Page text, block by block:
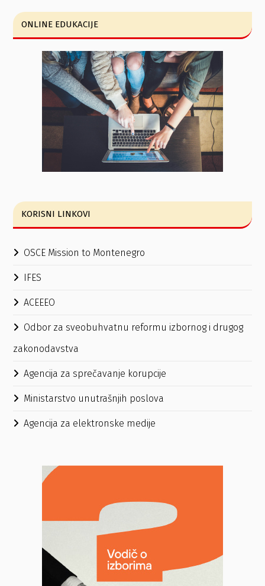
ONLINE EDUKACIJE
KORISNI LINKOVI
OSCE Mission to Montenegro
IFES
ACEEEO
Odbor za sveobuhvatnu reformu izbornog i drugog
zakonodavstva
Agencija za sprečavanje korupcije
Ministarstvo unutrašnjih poslova
Agencija za elektronske medije